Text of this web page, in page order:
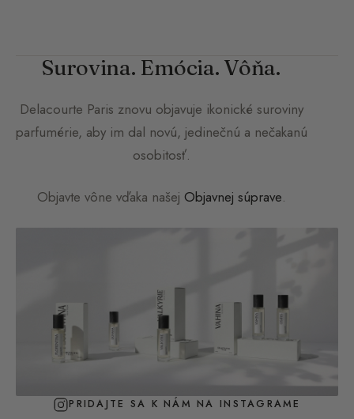
Surovina. Emócia. Vôňa.
Delacourte Paris znovu objavuje ikonické suroviny
parfumérie, aby im dal novú, jedinečnú a nečakanú
osobitosť.
Objavte vône vďaka našej Objavnej súprave.
PRIDAJTE SA K NÁM NA INSTAGRAME